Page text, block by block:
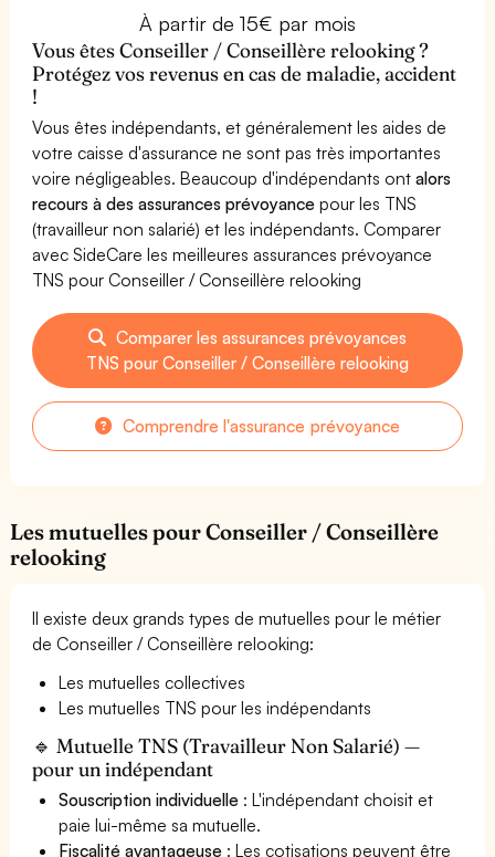
À partir de 15€ par mois
Vous êtes Conseiller / Conseillère relooking ?
Protégez vos revenus en cas de maladie, accident
!
Vous êtes indépendants, et généralement les aides de
votre caisse d'assurance ne sont pas très importantes
voire négligeables. Beaucoup d'indépendants ontalors
recours à des assurances prévoyance pour les TNS
(travailleur non salarié) et les indépendants. Comparer
avec SideCare les meilleures assurances prévoyance
TNS pour Conseiller / Conseillère relooking
Comparer les assurances prévoyances
TNS pour Conseiller / Conseillère relooking
Comprendre l'assurance prévoyance
Les mutuelles pour Conseiller / Conseillère
relooking
Il existe deux grands types de mutuelles pour le métier
de Conseiller / Conseillère relooking:
Les mutuelles collectives
Les mutuelles TNS pour les indépendants
🔹 Mutuelle TNS (Travailleur Non Salarié) —
pour un indépendant
Souscription individuelle : L'indépendant choisit et
paie lui-même sa mutuelle.
Fiscalité avantageuse : Les cotisations peuvent être